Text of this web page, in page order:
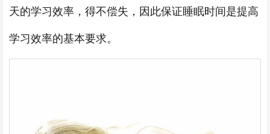
天的学习效率，得不偿失，因此保证睡眠时间是提高
学习效率的基本要求。